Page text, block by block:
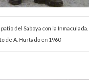
del Saboya con la Inmaculada.
de A. Hurtado en 1960